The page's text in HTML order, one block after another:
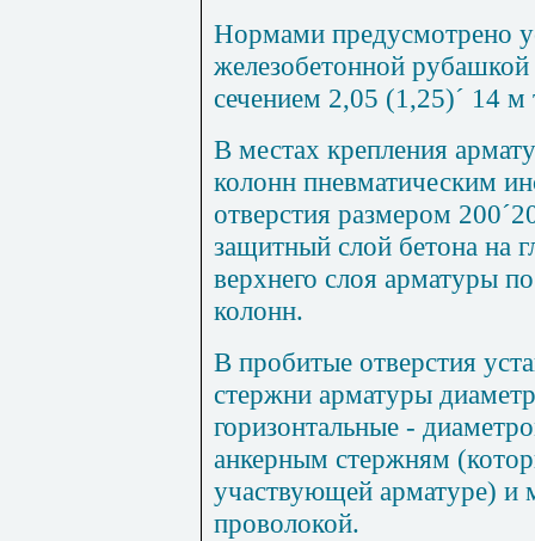
Нормами предусмотрено
железобетонной рубашкой
сечением 2,05 (1,25)´ 14 м
В местах крепления
колонн пневматическим
отверстия размером 200´
защитный слой бетона на
верхнего слоя арматуры п
колонн.
В пробитые отверстия уста
стержни арматуры диаметр
горизонтальные -
анкерным стержням
участвующей арматуре) и
проволокой.